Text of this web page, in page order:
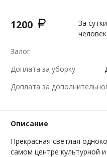
1200
За
человек
Залог
Доплата за уборку
Доплата за
Описание
Прекрасная светлая
самом центре культурной